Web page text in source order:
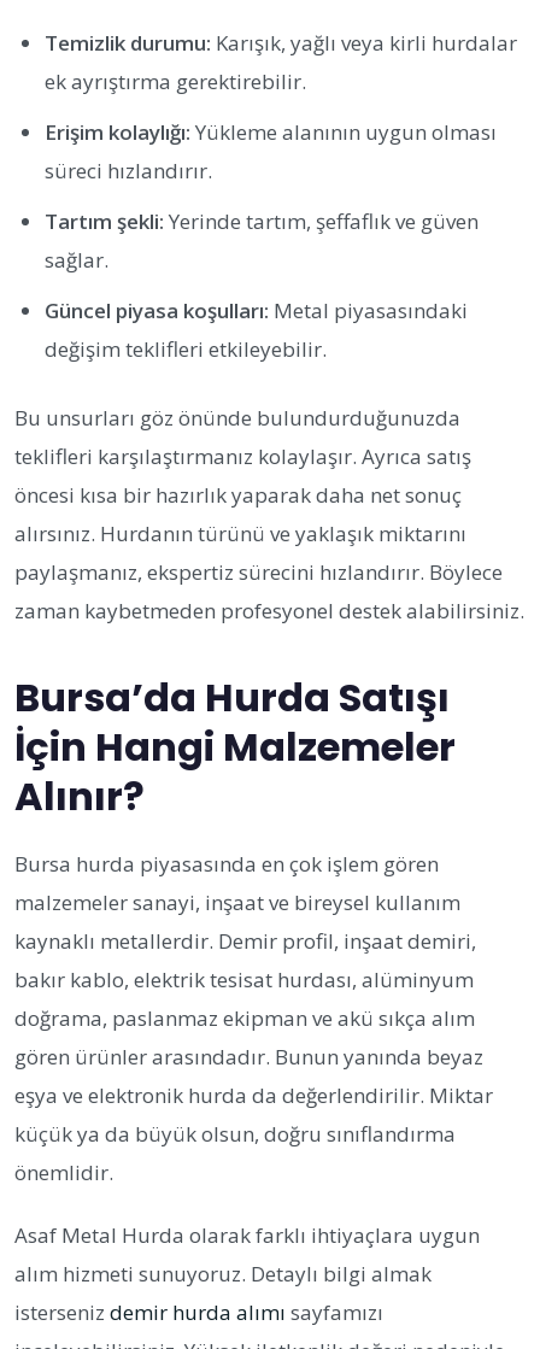
Temizlik durumu: Karışık, yağlı veya kirli hurdalar
ek ayrıştırma gerektirebilir.
Erişim kolaylığı: Yükleme alanının uygun olması
süreci hızlandırır.
Tartım şekli: Yerinde tartım, şeffaflık ve güven
sağlar.
Güncel piyasa koşulları: Metal piyasasındaki
değişim teklifleri etkileyebilir.
Bu unsurları göz önünde bulundurduğunuzda
teklifleri karşılaştırmanız kolaylaşır. Ayrıca satış
öncesi kısa bir hazırlık yaparak daha net sonuç
alırsınız. Hurdanın türünü ve yaklaşık miktarını
paylaşmanız, ekspertiz sürecini hızlandırır. Böylece
zaman kaybetmeden profesyonel destek alabilirsiniz.
Bursa’da Hurda Satışı
İçin Hangi Malzemeler
Alınır?
Bursa hurda piyasasında en çok işlem gören
malzemeler sanayi, inşaat ve bireysel kullanım
kaynaklı metallerdir. Demir profil, inşaat demiri,
bakır kablo, elektrik tesisat hurdası, alüminyum
doğrama, paslanmaz ekipman ve akü sıkça alım
gören ürünler arasındadır. Bunun yanında beyaz
eşya ve elektronik hurda da değerlendirilir. Miktar
küçük ya da büyük olsun, doğru sınıflandırma
önemlidir.
Asaf Metal Hurda olarak farklı ihtiyaçlara uygun
alım hizmeti sunuyoruz. Detaylı bilgi almak
isterseniz demir hurda alımı sayfamızı